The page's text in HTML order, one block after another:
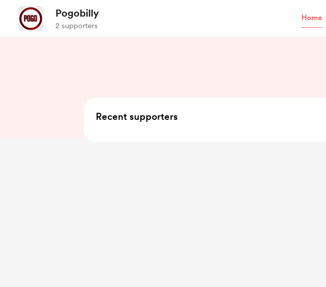
Pogobilly
2 supporters
Home
Recent supporters